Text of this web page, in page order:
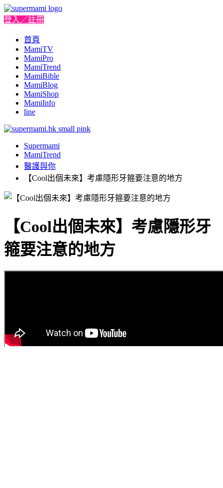
登入／註冊
首頁
MamiTV
MamiPro
MamiTrend
MamiBible
MamiBlog
MamiShop
MamiInfo
line
Supermami
MamiTrend
醫護與你
【Cool出個未來】考慮隱形牙箍要注意的地方
【Cool出個未來】考慮隱形牙
箍要注意的地方